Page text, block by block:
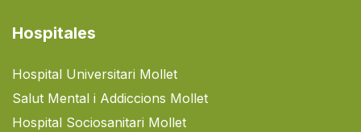
Hospitales
Hospital Universitari Mollet
Salut Mental i Addiccions Mollet
Hospital Sociosanitari Mollet